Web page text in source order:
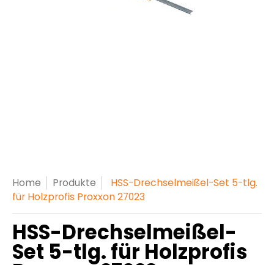
Home Produkte
HSS-Drechselmeißel-Set 5-tlg.
für Holzprofis Proxxon 27023
HSS-Drechselmeißel-
Set 5-tlg. für Holzprofis